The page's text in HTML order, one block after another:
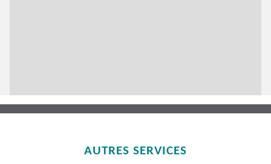
AUTRES SERVICES